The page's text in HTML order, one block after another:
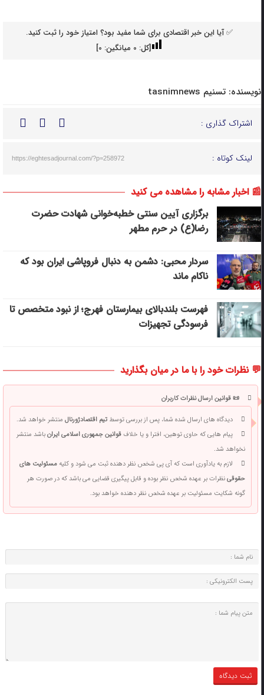
✅ آیا این خبر اقتصادی برای شما مفید بود؟ امتیاز خود را ثبت کنید.
[کل: 0میانگین: 0
]
نویسنده: تسنیم tasnimnews
اشتراک گذاری :
لینک کوتاه : https://eghtesadjournal.com/?p=258972
📰 اخبار مشابه را مشاهده می کنید
برگزاری آیین سنتی خطبه‌خوانی شهادت حضرت
رضا(ع) در حرم مطهر
سردار محبی: دشمن به دنبال فروپاشی ایران بود که
ناکام ماند
فهرست بلندبالای بیمارستان فهرج؛ از نبود متخصص تا
فرسودگی تجهیزات
💬 نظرات خود را با ما در میان بگذارید
📜 قوانین ارسال نظرات کاربران
دیدگاه های ارسال شده شما، پس از بررسی توسطتیم اقتصادژورنالمنتشر خواهد شد.
پیام هایی که حاوی توهین، افترا و یا خلافقوانین جمهوری اسلامی ایرانباشد منتشر
نخواهد شد.
لازم به یادآوری است که آی پی شخص نظر دهنده ثبت می شود و کلیهمسئولیت های
حقوقینظرات بر عهده شخص نظر بوده و قابل پیگیری قضایی می باشد که در صورت هر
گونه شکایت مسئولیت بر عهده شخص نظر دهنده خواهد بود.